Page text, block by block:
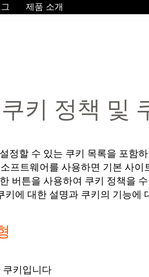
제품 소개
키 정책 및
정할 수 있는 쿠키 목록을 포함하
프트웨어를 사용하면 기본 사
버튼을 사용하여 쿠키 정책을
에 대한 설명과 쿠키의 기능에
쿠키입니다